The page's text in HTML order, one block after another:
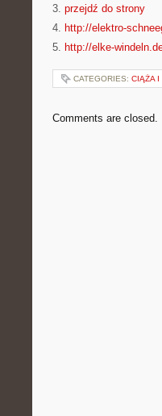
3. przejdź do strony
4. http://elektro-
5. http://elke-
CATEGORIES: CIĄŻA I
Comments are closed.